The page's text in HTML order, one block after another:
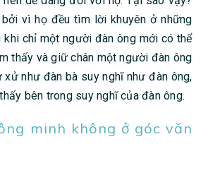
vì họ đều tìm lời khuyên ở những
khi chỉ một người đàn ông mới có thể
thấy và giữ chân một người đàn ông
xử như đàn bà suy nghĩ như đàn ông,
bên trong suy nghĩ của đàn ông.
minh không ở góc văn